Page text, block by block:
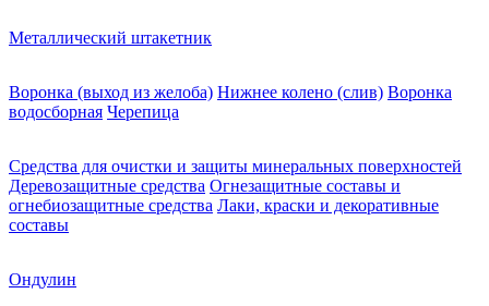
Металлический штакетник
Воронка (выход из желоба) Нижнее колено (слив) Воронка
водосборная Черепица
Средства для очистки и защиты минеральных поверхностей
Деревозащитные средства Огнезащитные составы и
огнебиозащитные средства Лаки, краски и декоративные
составы
Ондулин